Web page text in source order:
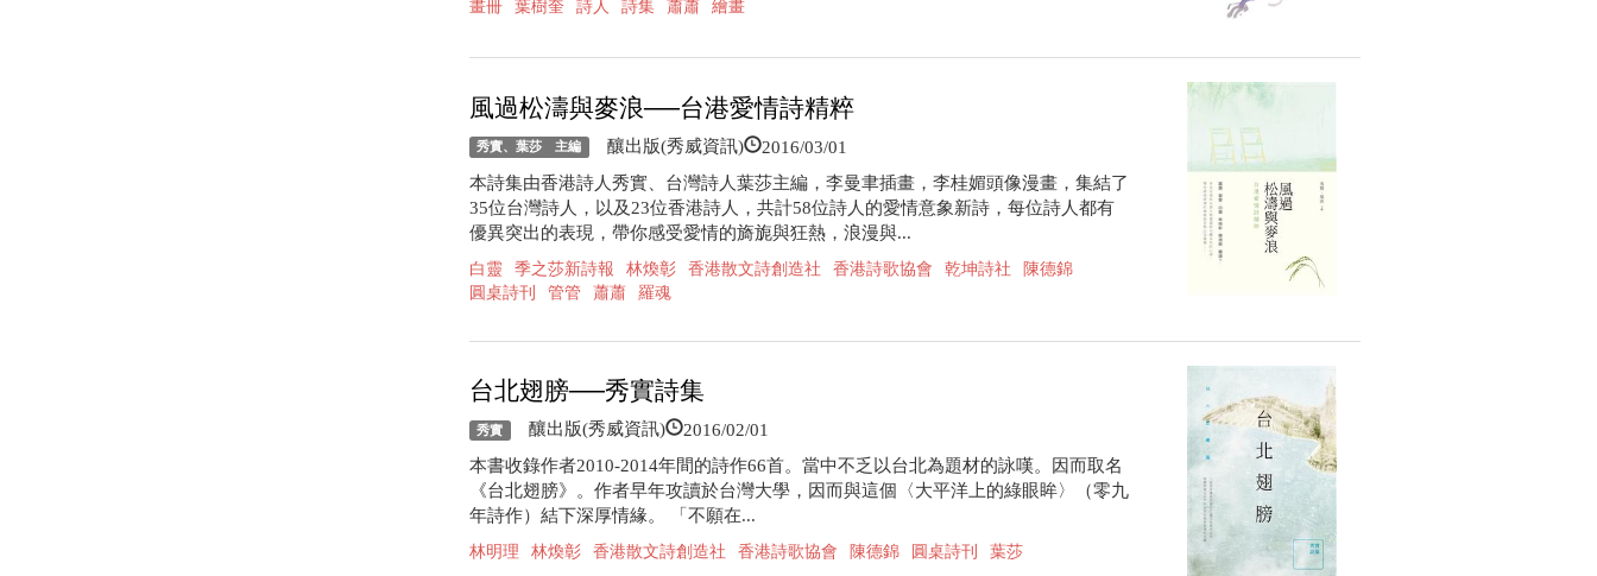
畫冊 葉樹奎 詩人 詩集 蕭蕭 繪畫
風過松濤與麥浪──台港愛情詩精粹
秀實、葉莎 主編 釀出版(秀威資訊) 2016/03/01
本詩集由香港詩人秀實、台灣詩人葉莎主編，李曼聿插畫，李桂媚頭像漫畫，集結了
35位台灣詩人，以及23位香港詩人，共計58位詩人的愛情意象新詩，每位詩人都有
優異突出的表現，帶你感受愛情的旖旎與狂熱，浪漫與...
白靈 季之莎新詩報 林煥彰 香港散文詩創造社 香港詩歌協會 乾坤詩社
陳德錦
圓桌詩刊
管管 蕭蕭 羅魂
台北翅膀──秀實詩集
秀實 釀出版(秀威資訊) 2016/02/01
本書收錄作者2010-2014年間的詩作66首。當中不乏以台北為題材的詠嘆。因而取名
《台北翅膀》。作者早年攻讀於台灣大學，因而與這個〈大平洋上的綠眼眸〉（零九
年詩作）結下深厚情緣。 「不願在...
林明理 林煥彰 香港散文詩創造社 香港詩歌協會 陳德錦 圓桌詩刊 葉莎